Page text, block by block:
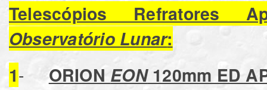
Telescópios Refratores
Observatório Lunar:
1-ORION EON120mm ED